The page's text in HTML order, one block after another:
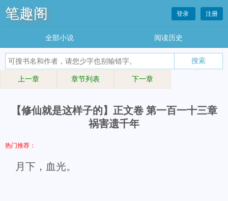
笔趣阁 登录 注册
全部小说 阅读历史
上一章 章节列表 下一章
【修仙就是这样子的】正文卷 第一百一十三章
祸害遗千年
热门推荐：
月下，血光。